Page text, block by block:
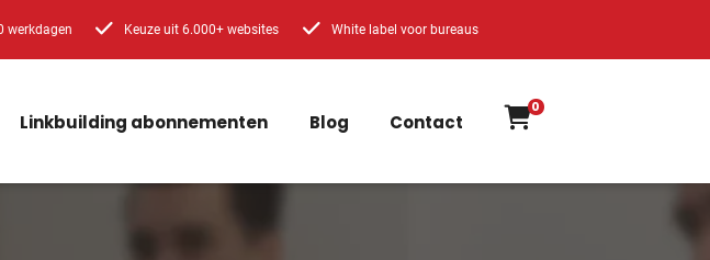
werkdagen Keuze uit 6.000+ websites White label voor bureaus
Linkbuilding abonnementen Blog Contact
0